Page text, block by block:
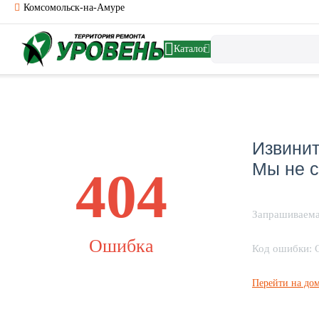
Комсомольск-на-Амуре
Каталог
404
Ошибка
Мы не
Код ошибки:
Перейти на